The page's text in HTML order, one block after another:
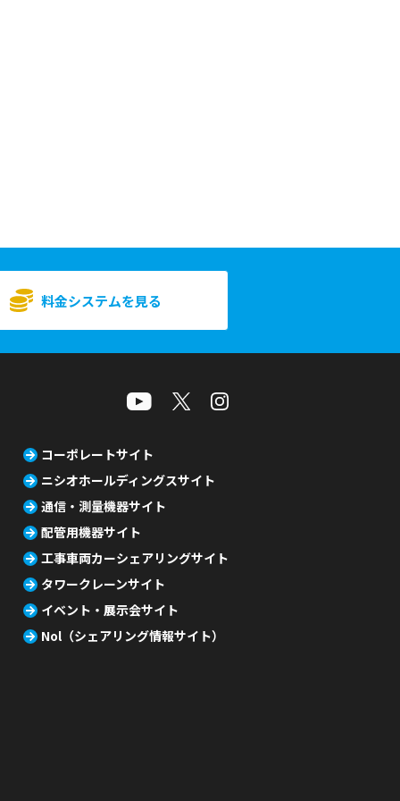
料金システムを見る
コーポレートサイト
ニシオホールディングスサイト
通信・測量機器サイト
配管用機器サイト
工事車両カーシェアリングサイト
タワークレーンサイト
イベント・展示会サイト
Nol（シェアリング情報サイト）